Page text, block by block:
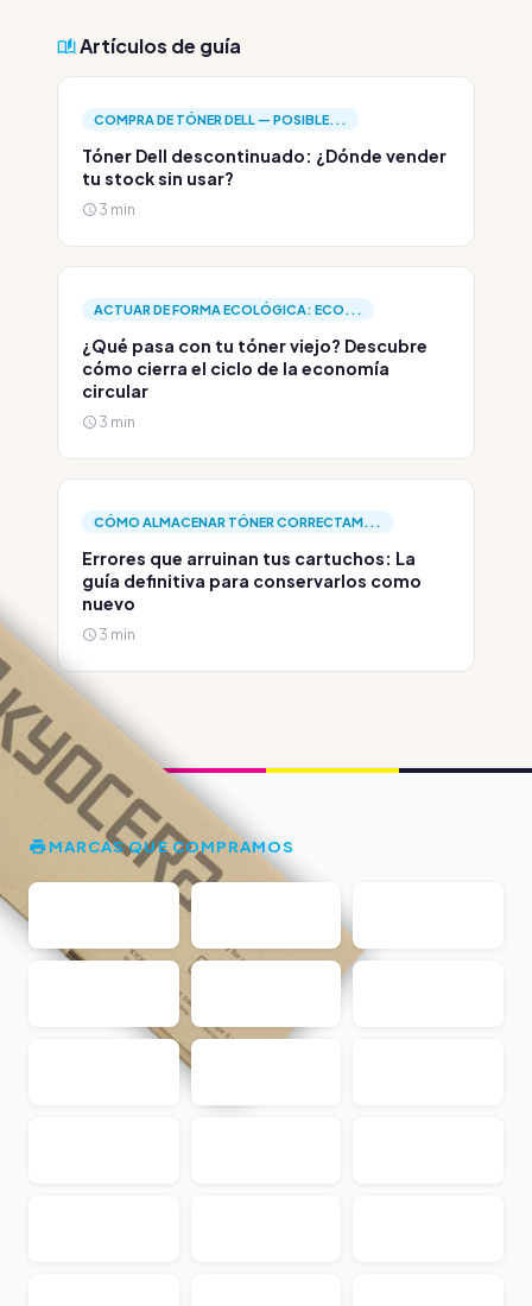
Artículos de guía
COMPRA DE TÓNER DELL — POSIBLE...
Tóner Dell descontinuado: ¿Dónde vender
tu stock sin usar?
3 min
ACTUAR DE FORMA ECOLÓGICA: ECO...
¿Qué pasa con tu tóner viejo? Descubre
cómo cierra el ciclo de la economía
circular
3 min
CÓMO ALMACENAR TÓNER CORRECTAM...
Errores que arruinan tus cartuchos: La
guía definitiva para conservarlos como
nuevo
3 min
MARCAS QUE COMPRAMOS